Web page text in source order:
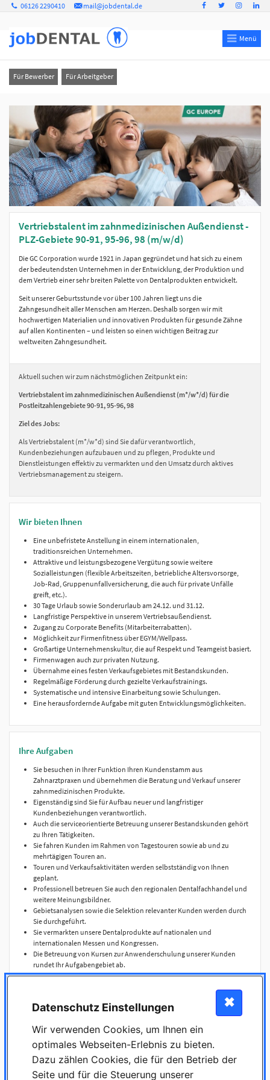
06126 2290410 mail@jobdental.de
Menü
Für Bewerber Für Arbeitgeber
Vertriebstalent im zahnmedizinischen Außendienst -
PLZ-Gebiete 90-91, 95-96, 98 (m/w/d)
Die GC Corporation wurde 1921 in Japan gegründet und hat sich zu einem
der bedeutendsten Unternehmen in der Entwicklung, der Produktion und
dem Vertrieb einer sehr breiten Palette von Dentalprodukten entwickelt.
Seit unserer Geburtsstunde vor über 100 Jahren liegt uns die
Zahngesundheit aller Menschen am Herzen. Deshalb sorgen wir mit
hochwertigen Materialien und innovativen Produkten für gesunde Zähne
auf allen Kontinenten – und leisten so einen wichtigen Beitrag zur
weltweiten Zahngesundheit.
Aktuell suchen wir zum nächstmöglichen Zeitpunkt ein:
Vertriebstalent im zahnmedizinischen Außendienst (m*/w*/d) für die
Postleitzahlengebiete 90-91, 95-96, 98
Ziel des Jobs:
Als Vertriebstalent (m*/w*d) sind Sie dafür verantwortlich,
Kundenbeziehungen aufzubauen und zu pflegen, Produkte und
Dienstleistungen effektiv zu vermarkten und den Umsatz durch aktives
Vertriebsmanagement zu steigern.
Wir bieten Ihnen
Eine unbefristete Anstellung in einem internationalen,
traditionsreichen Unternehmen.
Attraktive und leistungsbezogene Vergütung sowie weitere
Sozialleistungen (flexible Arbeitszeiten, betriebliche Altersvorsorge,
Job-Rad, Gruppenunfallversicherung, die auch für private Unfälle
greift, etc.).
30 Tage Urlaub sowie Sonderurlaub am 24.12. und 31.12.
Langfristige Perspektive in unserem Vertriebsaußendienst.
Zugang zu Corporate Benefits (Mitarbeiterrabatten).
Möglichkeit zur Firmenfitness über EGYM/Wellpass.
Großartige Unternehmenskultur, die auf Respekt und Teamgeist basiert.
Firmenwagen auch zur privaten Nutzung.
Übernahme eines festen Verkaufsgebietes mit Bestandskunden.
Regelmäßige Förderung durch gezielte Verkaufstrainings.
Systematische und intensive Einarbeitung sowie Schulungen.
Eine herausfordernde Aufgabe mit guten Entwicklungsmöglichkeiten.
Ihre Aufgaben
Sie besuchen in Ihrer Funktion Ihren Kundenstamm aus
Zahnarztpraxen und übernehmen die Beratung und Verkauf unserer
zahnmedizinischen Produkte.
Eigenständig sind Sie für Aufbau neuer und langfristiger
Kundenbeziehungen verantwortlich.
Auch die serviceorientierte Betreuung unserer Bestandskunden gehört
zu Ihren Tätigkeiten.
Sie fahren Kunden im Rahmen von Tagestouren sowie ab und zu
mehrtägigen Touren an.
Touren und Verkaufsaktivitäten werden selbstständig von Ihnen
geplant.
Professionell betreuen Sie auch den regionalen Dentalfachhandel und
weitere Meinungsbildner.
Gebietsanalysen sowie die Selektion relevanter Kunden werden durch
Sie durchgeführt.
Sie vermarkten unsere Dentalprodukte auf nationalen und
internationalen Messen und Kongressen.
Die Betreuung von Kursen zur Anwenderschulung unserer Kunden
rundet Ihr Aufgabengebiet ab.
Ihr Profil
Betriebswirtschaftliche bzw. kaufmännische Ausbildung oder
Erfahrung im Vertriebsaußendienst oder
zahnmedizinische/zahntechnische Ausbildung
Offenes Auftreten, Kommunikationsstärke, Reisebereitschaft
Fähigkeit zu eigenständigem Arbeiten sowie eine hohe
Datenschutz Einstellungen
Wir verwenden Cookies, um Ihnen ein
optimales Webseiten-Erlebnis zu bieten.
Dazu zählen Cookies, die für den Betrieb der
Seite und für die Steuerung unserer
✖